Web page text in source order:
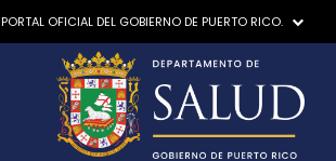
PORTAL OFICIAL DEL GOBIERNO DE PUERTO RICO.